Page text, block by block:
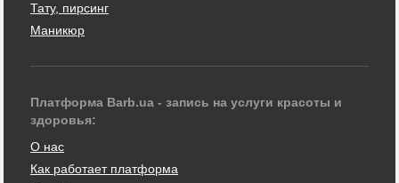
Тату, пирсинг
Маникюр
Платформа Barb.ua - запись на услуги красоты и
здоровья:
О нас
Как работает платформа